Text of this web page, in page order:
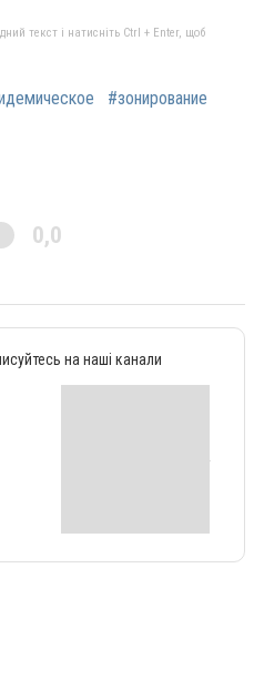
текст і натисніть Ctrl + Enter, щоб
#зонирование
0,0
на наші канали